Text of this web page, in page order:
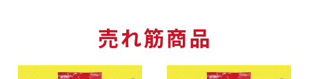
売れ筋商品